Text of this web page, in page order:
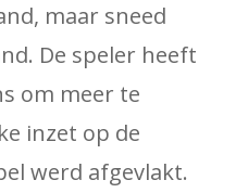
maar sneed
De speler heeft
om meer te
inzet op de
werd afgevlakt.